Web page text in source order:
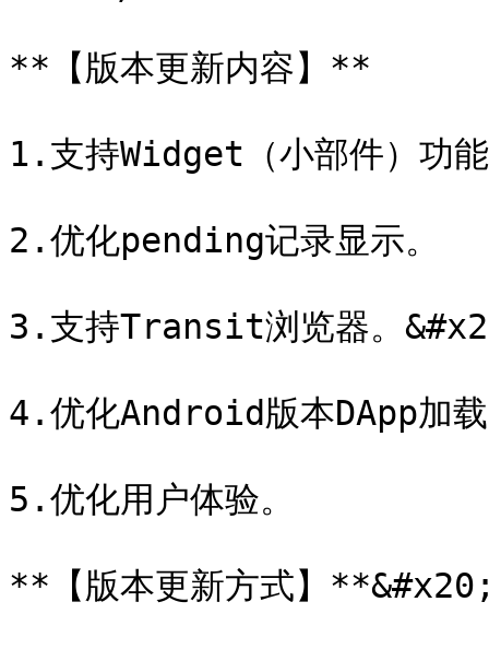
**【版本更新内容】**
1.支持Widget（小部件）功
2.优化pending记录显示。
3.支持Transit浏览器。
4.优化Android版本DApp加
5.优化用户体验。
**【版本更新方式】